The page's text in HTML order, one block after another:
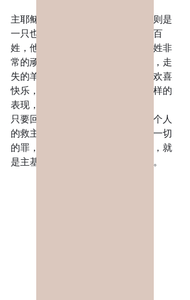
主耶稣非常重视失去的羊，他的原则是
一只也不放弃。特别是針对以色列百
姓，他所选择的民族，他知道這百姓非
常的顽固，最玩皮的就是那走失的，走
失的羊會积极的去找，找到了，就欢喜
快乐，像是办喜事的庆祝，有什么样的
表现，如主般的慷凯，不记前嫌。
只要回到主耶稣基督前，接受他作个人
的救主，求主耶稣的宝血，洗净你一切
的罪，从今以后认定只有一位真神，就
是主基督耶稣，就是我们的牧羊人。